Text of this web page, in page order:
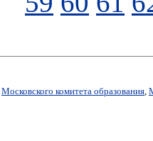
Московского комитета образования,